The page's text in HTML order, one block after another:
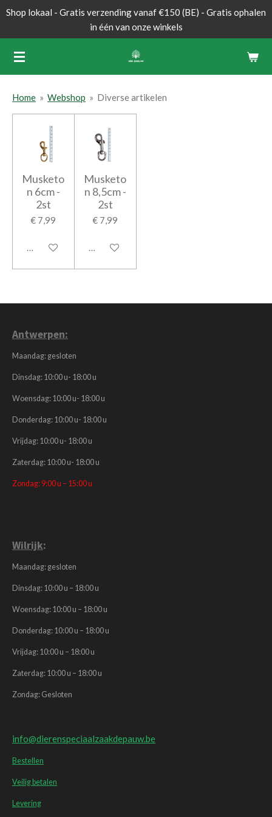
Ga
naar
de
Shop lokaal - Gratis verzending vanaf €150 (BE) - Gratis ophalen
in één van onze winkels
Home » Webshop » Diverse artikelen
Musketo
n 6cm -
2st
€ 7,99
In winkelwagen
Musketo
n 8,5cm -
2st
€ 7,99
In winkelwagen
Antwerpen:
Maandag: gesloten
Dinsdag: 10:00 u- 18:00 u
Woensdag: 10:00 u- 18:00 u
Donderdag: 10:00 u- 18:00 u
Vrijdag: 10:00 u- 18:00 u
Zaterdag: 10:00 u- 18:00 u
Zondag: 9:00 u – 15:00 u
Wilrijk:
Maandag: gesloten
Dinsdag: 10:00 u – 18:00 u
Woensdag: 10:00 u – 18:00 u
Donderdag: 10:00 u – 18:00 u
Vrijdag: 10:00 u – 18:00 u
Zaterdag: 10:00 u – 18:00 u
Zondag: Gesloten
info@dierenspeciaalzaakdepauw.be
Bestellen
Veilig betalen
Levering